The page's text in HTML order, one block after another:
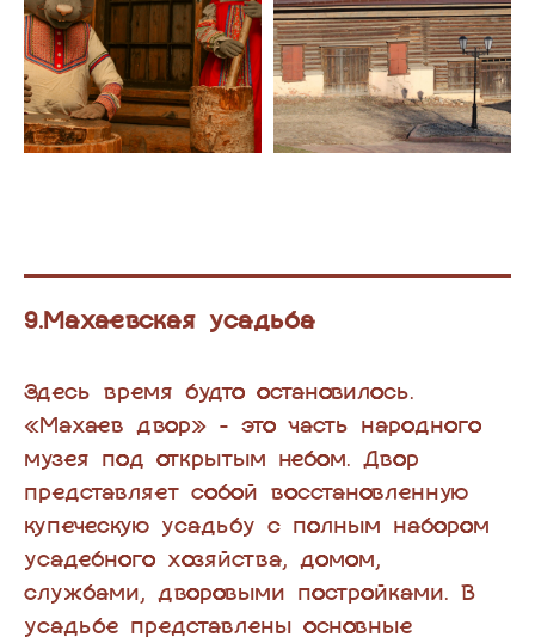
9.Махаевская усадьба
Здесь время будто остановилось.
«Махаев двор» - это часть народного
музея под открытым небом. Двор
представляет собой восстановленную
купеческую усадьбу с полным набором
усадебного хозяйства, домом,
службами, дворовыми постройками. В
усадьбе представлены основные